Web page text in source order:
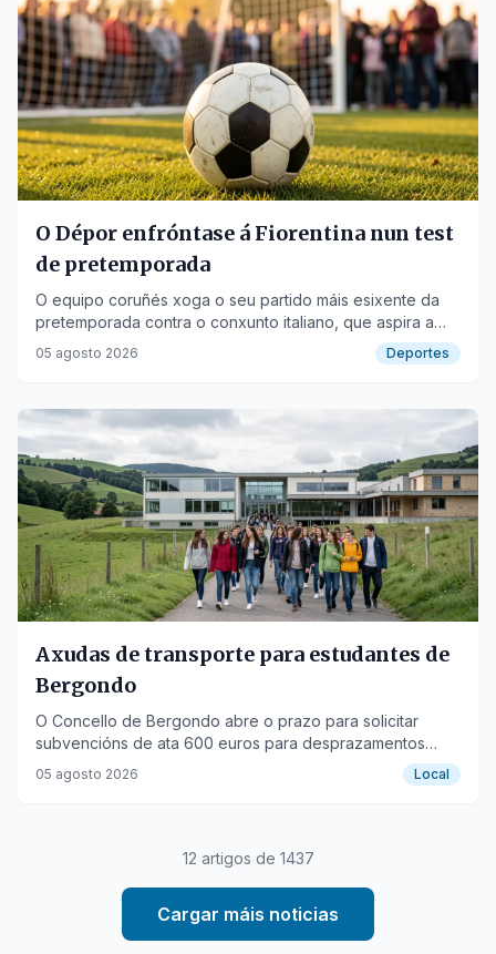
O Dépor enfróntase á Fiorentina nun test
de pretemporada
O equipo coruñés xoga o seu partido máis esixente da
pretemporada contra o conxunto italiano, que aspira a
postos europeos.
05 agosto 2026 Deportes
Axudas de transporte para estudantes de
Bergondo
O Concello de Bergondo abre o prazo para solicitar
subvencións de ata 600 euros para desprazamentos
educativos no curso 2026-2027.
05 agosto 2026 Local
12 artigos de 1437
Cargar máis noticias